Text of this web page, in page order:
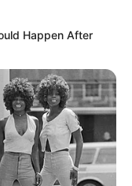
SİYASƏT
doğru
Happen After